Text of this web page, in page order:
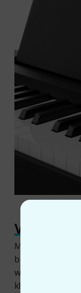
Vielfältige
Mit an Bord des
bekannter
werden kann.
klanglichen